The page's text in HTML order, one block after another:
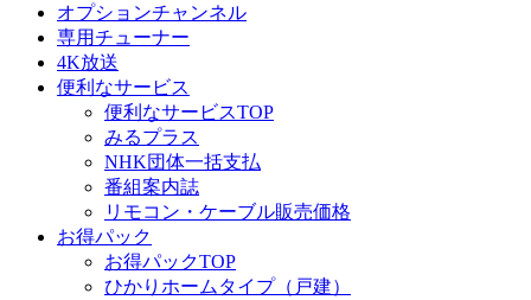
オプションチャンネル
専用チューナー
4K放送
便利なサービス
便利なサービスTOP
みるプラス
NHK団体一括支払
番組案内誌
リモコン・ケーブル販売価格
お得パック
お得パックTOP
ひかりホームタイプ（戸建）